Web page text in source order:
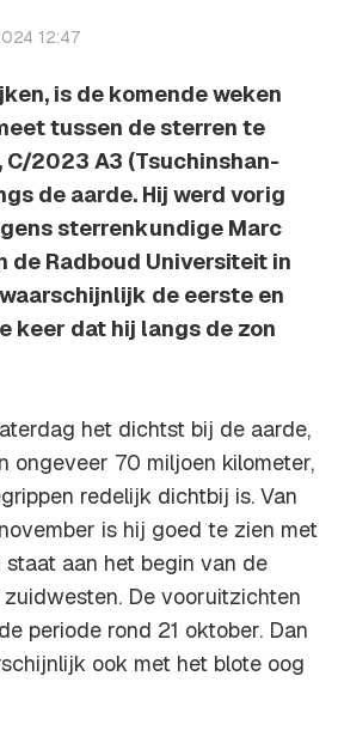
12:47
is de komende weken
tussen de sterren te
C/2023 A3 (Tsuchinshan-
de aarde. Hij werd vorig
sterrenkundige Marc
de Radboud Universiteit in
de eerste en
keer dat hij langs de zon
het dichtst bij de aarde,
ongeveer 70 miljoen kilometer,
redelijk dichtbij is. Van
is hij goed te zien met
staat aan het begin van de
De vooruitzichten
periode rond 21 oktober. Dan
ook met het blote oog